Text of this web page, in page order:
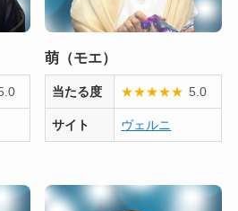
萌（モエ）
当たる度 ★★★★★ 5.0
サイト ヴェルニ